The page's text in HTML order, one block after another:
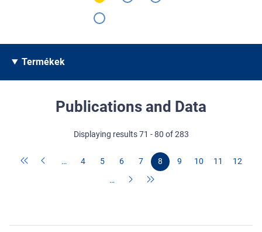
Termékek
Publications and Data
Displaying results 71 - 80 of 283
… 4 5 6 7 8 9 10 11
12
…